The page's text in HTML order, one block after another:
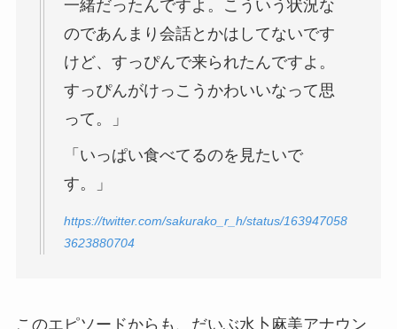
一緒だったんですよ。こういう状況な
のであんまり会話とかはしてないです
けど、すっぴんで来られたんですよ。
すっぴんがけっこうかわいいなって思
って。」
「いっぱい食べてるのを見たいで
す。」
https://twitter.com/sakurako_r_h/status/163947058
3623880704
このエピソードからも、だいぶ水卜麻美アナウン